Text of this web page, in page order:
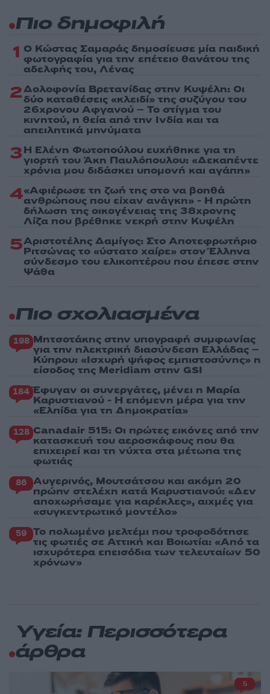
Πιο δημοφιλή
1 Ο Κώστας Σαμαράς δημοσίευσε μία παιδική
φωτογραφία για την επέτειο θανάτου της
αδελφής του, Λένας
2Δολοφονία Βρετανίδας στην Κυψέλη: Οι
δύο καταθέσεις «κλειδί» της συζύγου του
26χρονου Αφγανού – Το στίγμα του
κινητού, η θεία από την Ινδία και τα
απειλητικά μηνύματα
3Η Ελένη Φωτοπούλου ευχήθηκε για τη
γιορτή του Άκη Παυλόπουλου: «Δεκαπέντε
χρόνια μου διδάσκει υπομονή και αγάπη»
4«Αφιέρωσε τη ζωή της στο να βοηθά
ανθρώπους που είχαν ανάγκη» - Η πρώτη
δήλωση της οικογένειας της 38χρονης
Λίζα που βρέθηκε νεκρή στην Κυψέλη
5Αριστοτέλης Δαμίγος: Στο Αποτεφρωτήριο
Ριτσώνας το «ύστατο χαίρε» στον Έλληνα
σύνδεσμο του ελικοπτέρου που έπεσε στην
Ψάθα
Πιο σχολιασμένα
198 Μητσοτάκης στην υπογραφή συμφωνίας
για την ηλεκτρική διασύνδεση Ελλάδας –
Κύπρου: «Ισχυρή ψήφος εμπιστοσύνης» η
είσοδος της Meridiam στην GSI
184 Έφυγαν οι συνεργάτες, μένει η Μαρία
Καρυστιανού - Η επόμενη μέρα για την
«Ελπίδα για τη Δημοκρατία»
128 Canadair 515: Οι πρώτες εικόνες από την
κατασκευή του αεροσκάφους που θα
επιχειρεί και τη νύχτα στα μέτωπα της
φωτιάς
86 Αυγερινός, Μουτσάτσου και ακόμη 20
πρώην στελέχη κατά Καρυστιανού: «Δεν
αποχωρήσαμε για καρέκλες», αιχμές για
«συγκεντρωτικό μοντέλο»
59 Το πολωμένο μελτέμι που τροφοδότησε
τις φωτιές σε Αττική και Βοιωτία: «Από τα
ισχυρότερα επεισόδια των τελευταίων 50
χρόνων»
Υγεία: Περισσότερα
άρθρα
5